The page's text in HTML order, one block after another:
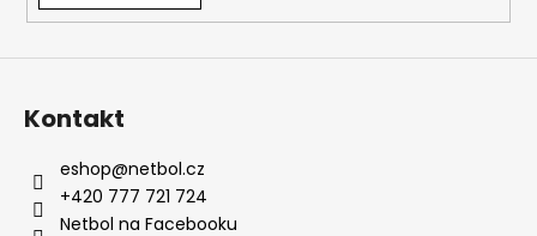
Kontakt
eshop@netbol.cz
+420 777 721 724
Netbol na Facebooku